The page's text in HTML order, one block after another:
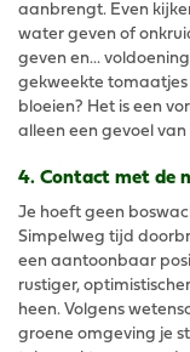
aanbrengt. Even
water geven of
geven en...
gekweekte tomaatjes
bloeien? Het is een
alleen een gevoel
4. Contact met de
Je hoeft geen
Simpelweg tijd
een aantoonbaar
rustiger,
heen. Volgens
groene omgeving je